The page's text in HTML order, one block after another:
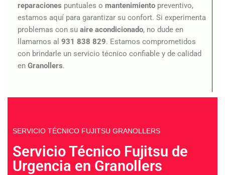
reparaciones puntuales o mantenimiento preventivo,
estamos aquí para garantizar su confort. Si experimenta
problemas con su aire acondicionado, no dude en
llamarnos al 931 838 829. Estamos comprometidos
con brindarle un servicio técnico confiable y de calidad
en Granollers.
SERVICIO TÉCNICO FUJITSU GRANOLLERS
Servicio Técnico Fujitsu de
Urgencia en Granollers